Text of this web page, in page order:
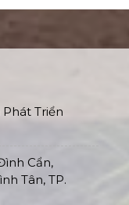
Triển
Cẩn,
Tân, TP.